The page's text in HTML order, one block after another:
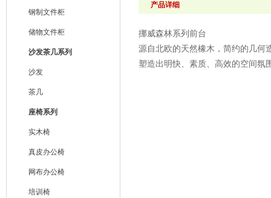
钢制文件柜
储物文件柜
沙发茶几系列
沙发
茶几
座椅系列
实木椅
真皮办公椅
网布办公椅
培训椅
产品详细
挪威森林系列前台
源自北欧的天然橡木，简约的几何
塑造出明快、素质、高效的空间氛